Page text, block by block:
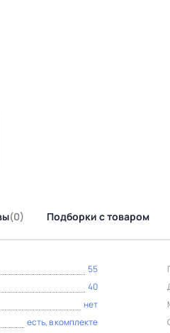
(0) Подборки с товаром
55
40
нет
есть, в комплекте